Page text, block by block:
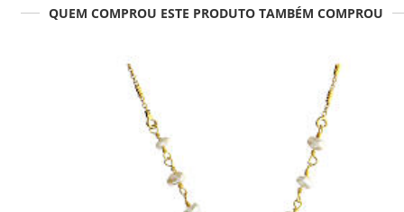
QUEM COMPROU ESTE PRODUTO TAMBÉM COMPROU